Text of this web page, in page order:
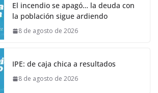
El incendio se apagó… la deuda con
la población sigue ardiendo
8 de agosto de 2026
IPE: de caja chica a resultados
8 de agosto de 2026